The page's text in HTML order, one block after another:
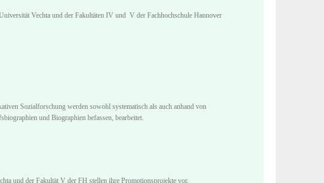
Vechta und der Fakultäten IV und V der Fachhochschule Hannover
Sozialforschung werden sowohl systematisch als auch anhand von
und Biographien befassen, bearbeitet.
und der Fakultät V der FH stellen ihre Promotionsprojekte vor.